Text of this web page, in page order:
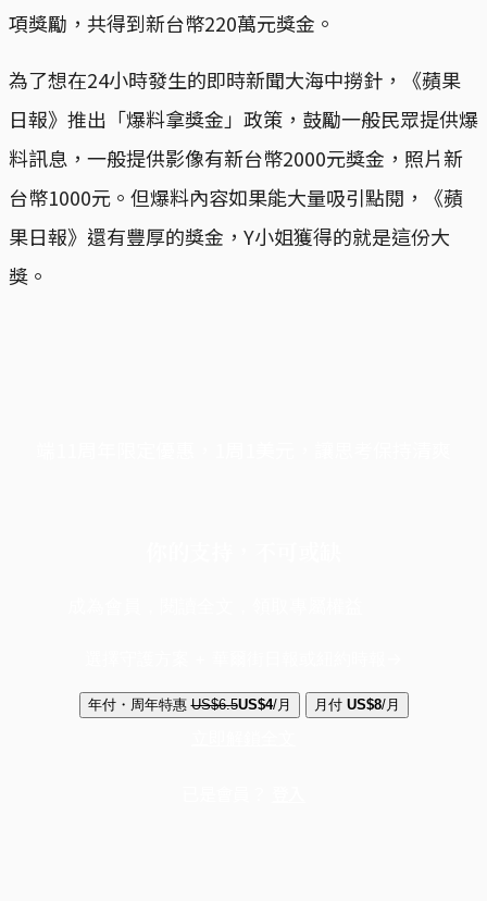
項獎勵，共得到新台幣220萬元獎金。
為了想在24小時發生的即時新聞大海中撈針，《蘋果
日報》推出「爆料拿獎金」政策，鼓勵一般民眾提供爆
料訊息，一般提供影像有新台幣2000元獎金，照片新
台幣1000元。但爆料內容如果能大量吸引點閱，《蘋
果日報》還有豐厚的獎金，Y小姐獲得的就是這份大
獎。
年付・周年特惠 US$6.5US$4/月 月付 US$8/月